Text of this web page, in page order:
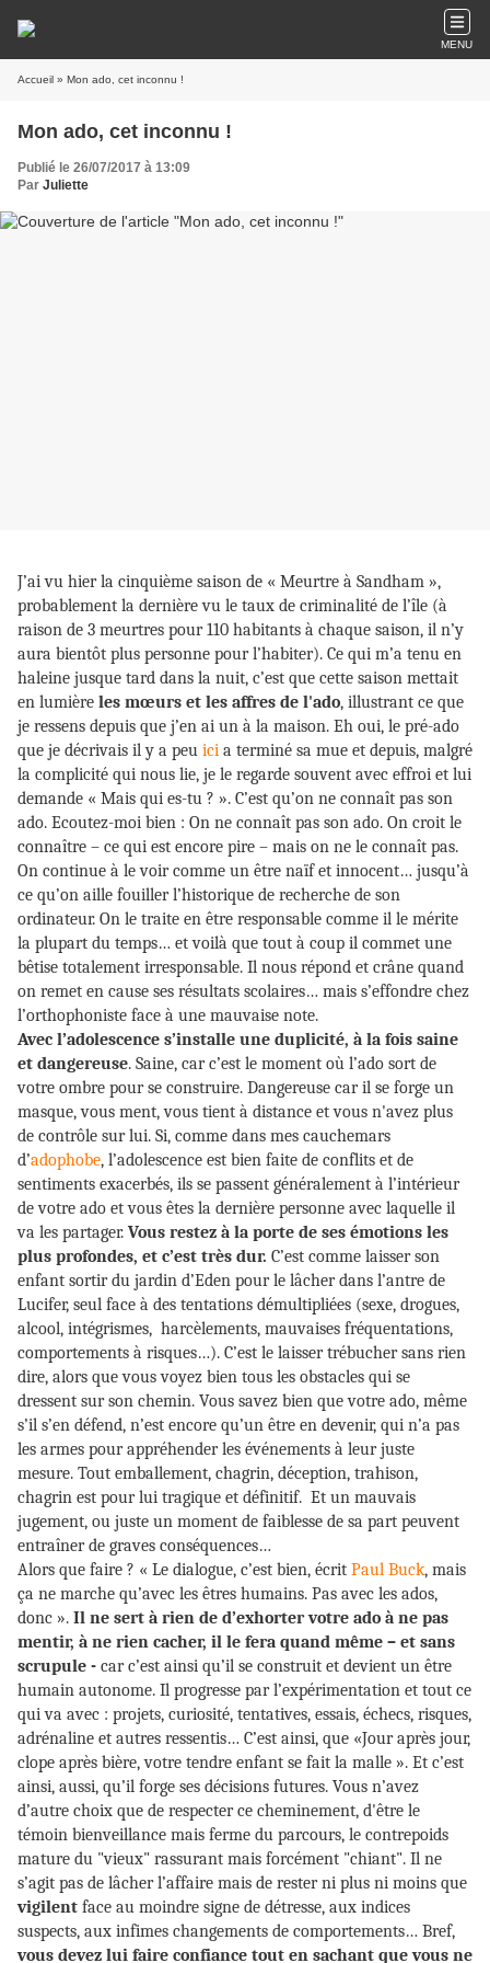
MENU
Accueil » Mon ado, cet inconnu !
Mon ado, cet inconnu !
Publié le 26/07/2017 à 13:09
Par Juliette
J’ai vu hier la cinquième saison de « Meurtre à Sandham »,
probablement la dernière vu le taux de criminalité de l’île (à
raison de 3 meurtres pour 110 habitants à chaque saison, il n’y
aura bientôt plus personne pour l’habiter). Ce qui m’a tenu en
haleine jusque tard dans la nuit, c’est que cette saison mettait
en lumière les mœurs et les affres de l'ado, illustrant ce que
je ressens depuis que j’en ai un à la maison. Eh oui, le pré-ado
que je décrivais il y a peu ici a terminé sa mue et depuis, malgré
la complicité qui nous lie, je le regarde souvent avec effroi et lui
demande « Mais qui es-tu ? ». C’est qu’on ne connaît pas son
ado. Ecoutez-moi bien : On ne connaît pas son ado. On croit le
connaître – ce qui est encore pire – mais on ne le connaît pas.
On continue à le voir comme un être naïf et innocent… jusqu’à
ce qu’on aille fouiller l’historique de recherche de son
ordinateur. On le traite en être responsable comme il le mérite
la plupart du temps… et voilà que tout à coup il commet une
bêtise totalement irresponsable. Il nous répond et crâne quand
on remet en cause ses résultats scolaires… mais s’effondre chez
l’orthophoniste face à une mauvaise note.
Avec l’adolescence s’installe une duplicité, à la fois saine
et dangereuse. Saine, car c’est le moment où l’ado sort de
votre ombre pour se construire. Dangereuse car il se forge un
masque, vous ment, vous tient à distance et vous n'avez plus
de contrôle sur lui. Si, comme dans mes cauchemars
d’adophobe, l’adolescence est bien faite de conflits et de
sentiments exacerbés, ils se passent généralement à l’intérieur
de votre ado et vous êtes la dernière personne avec laquelle il
va les partager. Vous restez à la porte de ses émotions les
plus profondes, et c’est très dur. C’est comme laisser son
enfant sortir du jardin d’Eden pour le lâcher dans l’antre de
Lucifer, seul face à des tentations démultipliées (sexe, drogues,
alcool, intégrismes, harcèlements, mauvaises fréquentations,
comportements à risques…). C’est le laisser trébucher sans rien
dire, alors que vous voyez bien tous les obstacles qui se
dressent sur son chemin. Vous savez bien que votre ado, même
s’il s’en défend, n’est encore qu’un être en devenir, qui n’a pas
les armes pour appréhender les événements à leur juste
mesure. Tout emballement, chagrin, déception, trahison,
chagrin est pour lui tragique et définitif. Et un mauvais
jugement, ou juste un moment de faiblesse de sa part peuvent
entraîner de graves conséquences…
Alors que faire ? « Le dialogue, c’est bien, écrit Paul Buck, mais
ça ne marche qu’avec les êtres humains. Pas avec les ados,
donc ». Il ne sert à rien de d’exhorter votre ado à ne pas
mentir, à ne rien cacher, il le fera quand même – et sans
scrupule - car c’est ainsi qu’il se construit et devient un être
humain autonome. Il progresse par l’expérimentation et tout ce
qui va avec : projets, curiosité, tentatives, essais, échecs, risques,
adrénaline et autres ressentis… C’est ainsi, que «Jour après jour,
clope après bière, votre tendre enfant se fait la malle ». Et c’est
ainsi, aussi, qu’il forge ses décisions futures. Vous n’avez
d’autre choix que de respecter ce cheminement, d'être le
témoin bienveillance mais ferme du parcours, le contrepoids
mature du "vieux" rassurant mais forcément "chiant". Il ne
s’agit pas de lâcher l’affaire mais de rester ni plus ni moins que
vigilent face au moindre signe de détresse, aux indices
suspects, aux infimes changements de comportements… Bref,
vous devez lui faire confiance tout en sachant que vous ne